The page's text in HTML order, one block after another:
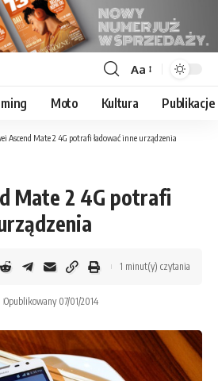
Font
Resizer
Aa
Moto Kultura Publikacje
Ascend Mate 2 4G potrafi ładować inne urządzenia
Mate 2 4G potrafi
Opublikowany 07/01/2014
1 minut(y) czytania